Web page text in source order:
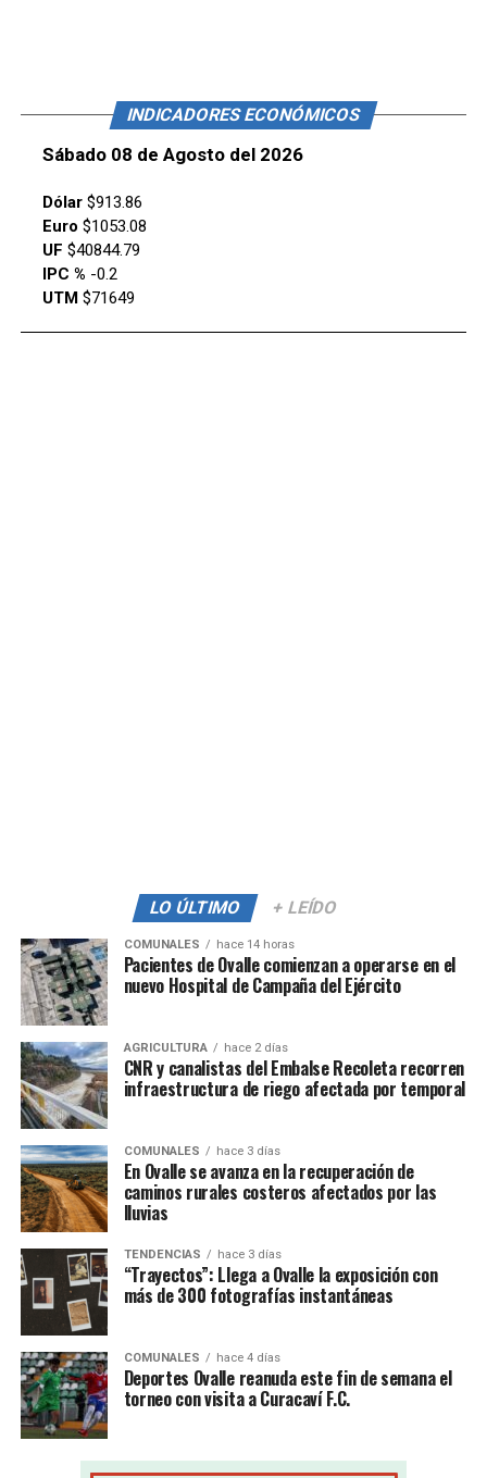
INDICADORES ECONÓMICOS
Sábado 08 de Agosto del 2026
Dólar$913.86
Euro $1053.08
UF $40844.79
IPC % -0.2
UTM $71649
LO ÚLTIMO + LEÍDO
COMUNALES hace 14 horas
Pacientes de Ovalle comienzan a operarse en el
nuevo Hospital de Campaña del Ejército
AGRICULTURA hace 2 días
CNR y canalistas del Embalse Recoleta recorren
infraestructura de riego afectada por temporal
COMUNALES hace 3 días
En Ovalle se avanza en la recuperación de
caminos rurales costeros afectados por las
lluvias
TENDENCIAS hace 3 días
“Trayectos”: Llega a Ovalle la exposición con
más de 300 fotografías instantáneas
COMUNALES hace 4 días
Deportes Ovalle reanuda este fin de semana el
torneo con visita a Curacaví F.C.